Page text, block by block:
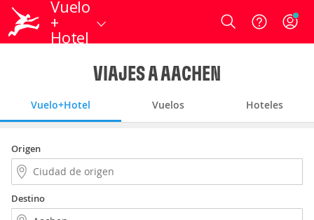
Vuelo
+
Hotel
Login
VIAJES A AACHEN
Vuelo+Hotel Vuelos Hoteles
Origen
Destino